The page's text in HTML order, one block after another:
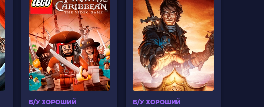
Б/У ХОРОШИЙ Б/У ХОРОШИЙ